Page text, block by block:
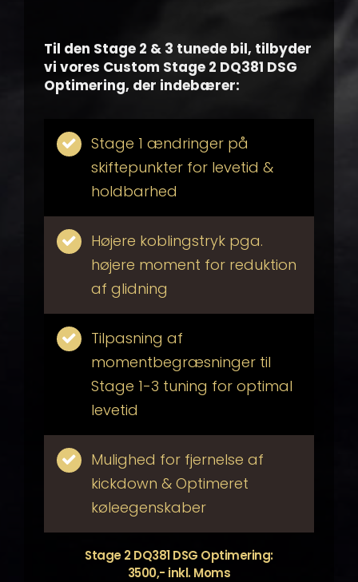
Til den Stage 2 & 3 tunede bil, tilbyder
vi vores Custom Stage 2 DQ381 DSG
Optimering, der indebærer:
Stage 1 ændringer på
skiftepunkter for levetid &
holdbarhed
Højere koblingstryk pga.
højere moment for reduktion
af glidning
Tilpasning af
momentbegræsninger til
Stage 1-3 tuning for optimal
levetid
Mulighed for fjernelse af
kickdown & Optimeret
køleegenskaber
Stage 2 DQ381 DSG Optimering:
3500,- inkl. Moms